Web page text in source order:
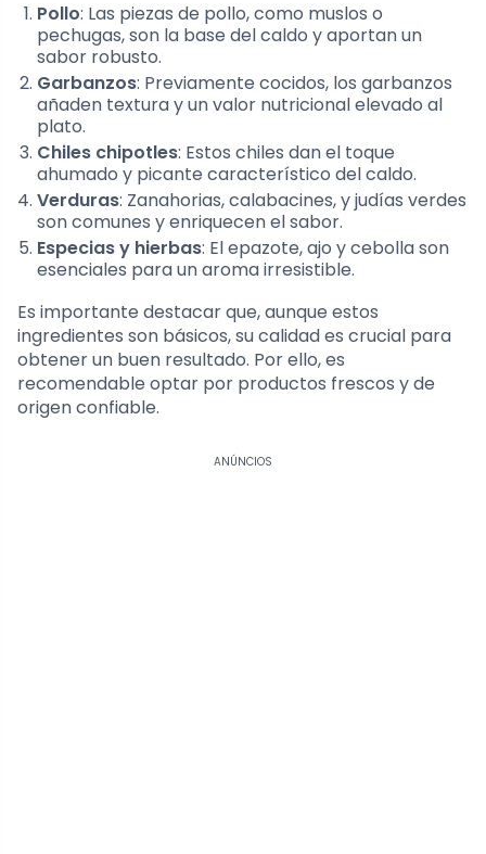
Pollo: Las piezas de pollo, como muslos o
pechugas, son la base del caldo y aportan un
sabor robusto.
Garbanzos: Previamente cocidos, los garbanzos
añaden textura y un valor nutricional elevado al
plato.
Chiles chipotles: Estos chiles dan el toque
ahumado y picante característico del caldo.
Verduras: Zanahorias, calabacines, y judías verdes
son comunes y enriquecen el sabor.
Especias y hierbas: El epazote, ajo y cebolla son
esenciales para un aroma irresistible.
Es importante destacar que, aunque estos
ingredientes son básicos, su calidad es crucial para
obtener un buen resultado. Por ello, es
recomendable optar por productos frescos y de
origen confiable.
ANÚNCIOS